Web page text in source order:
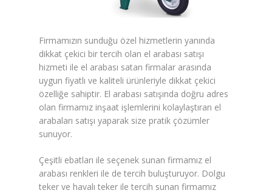
İzolasyon Malzemesi Satışı
Satışı
Tavan Boyası
Betopan Malzemesi Satışı
Asma Tavan Malzemesi
Satışı
Asma Tavan Karolam
Malzeme Satışı
Firmamızın sunduğu özel hizmetlerin yanında
dikkat çekici bir tercih olan el arabası satışı
hizmeti ile el arabası satan firmalar arasında
uygun fiyatlı ve kaliteli ürünleriyle dikkat çekici
özelliğe sahiptir. El arabası satışında doğru adres
olan firmamız inşaat işlemlerini kolaylaştıran el
arabaları satışı yaparak size pratik çözümler
sunuyor.
Çeşitli ebatları ile seçenek sunan firmamız el
arabası renkleri ile de tercih buluşturuyor. Dolgu
teker ve havalı teker ile tercih sunan firmamız